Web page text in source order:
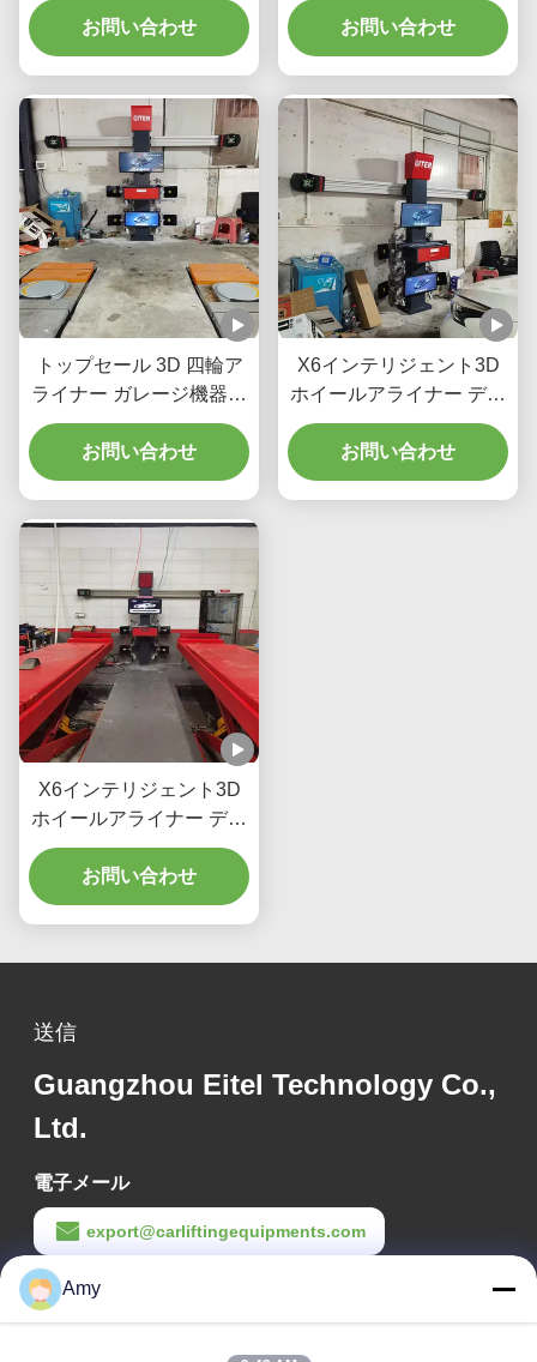
お問い合わせ お問い合わせ
トップセール 3D 四輪ア
ライナー ガレージ機器ア
ライナメントマシン 車輪
アライナメント修理マシ
ン
お問い合わせ
X6インテリジェント3D
ホイールアライナー デュ
アルスクリーン リアルタ
イムトラッキング 高精度
3Dイメージングによる完
お問い合わせ
X6インテリジェント3D
ホイールアライナー デュ
アルスクリーン リアルタ
イムトラッキング 高精度
3Dイメージングによる完
お問い合わせ
送信
Guangzhou Eitel Technology Co.,
Ltd.
電子メール
export@carliftingequipments.com
作業時間
09:00-18:00
Amy